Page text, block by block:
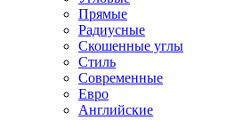
Прямые
Радиусные
Скошенные углы
Стиль
Современные
Евро
Английские